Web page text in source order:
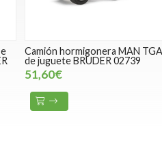
Camión hormigonera MAN TGA
de juguete BRUDER 02739
51,60€